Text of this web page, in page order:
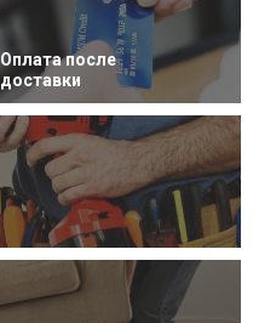
Оплата после
доставки